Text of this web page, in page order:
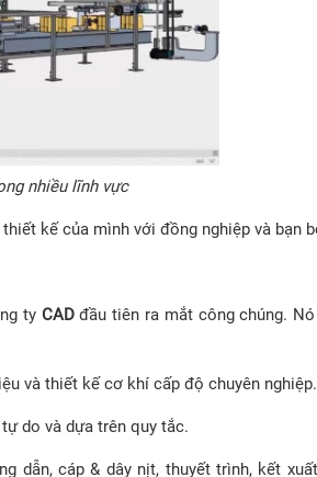
nhiều lĩnh vực
kế của mình với đồng nghiệp và bạn
ty CADđầu tiên ra mắt công chúng.
và thiết kế cơ khí cấp độ chuyên
do và dựa trên quy tắc.
dẫn, cáp & dây nịt, thuyết trình, kết